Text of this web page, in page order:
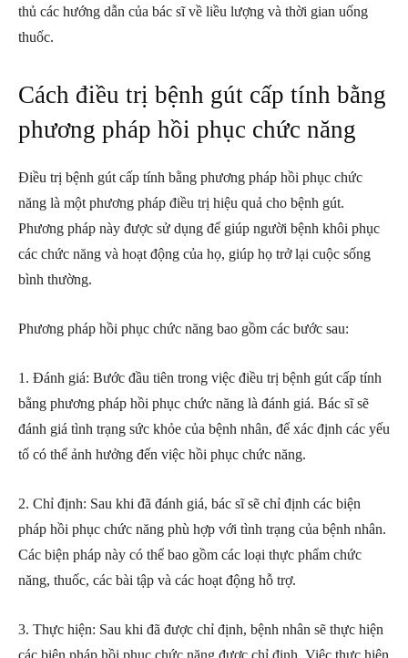
thủ các hướng dẫn của bác sĩ về liều lượng và thời gian uống
thuốc.
Cách điều trị bệnh gút cấp tính bằng
phương pháp hồi phục chức năng
Điều trị bệnh gút cấp tính bằng phương pháp hồi phục chức
năng là một phương pháp điều trị hiệu quả cho bệnh gút.
Phương pháp này được sử dụng để giúp người bệnh khôi phục
các chức năng và hoạt động của họ, giúp họ trở lại cuộc sống
bình thường.
Phương pháp hồi phục chức năng bao gồm các bước sau:
1. Đánh giá: Bước đầu tiên trong việc điều trị bệnh gút cấp tính
bằng phương pháp hồi phục chức năng là đánh giá. Bác sĩ sẽ
đánh giá tình trạng sức khỏe của bệnh nhân, để xác định các yếu
tố có thể ảnh hưởng đến việc hồi phục chức năng.
2. Chỉ định: Sau khi đã đánh giá, bác sĩ sẽ chỉ định các biện
pháp hồi phục chức năng phù hợp với tình trạng của bệnh nhân.
Các biện pháp này có thể bao gồm các loại thực phẩm chức
năng, thuốc, các bài tập và các hoạt động hỗ trợ.
3. Thực hiện: Sau khi đã được chỉ định, bệnh nhân sẽ thực hiện
các biện pháp hồi phục chức năng được chỉ định. Việc thực hiện